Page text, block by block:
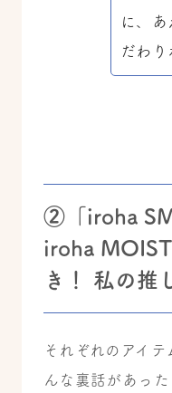
に、あ
だわり
②「iroha
iroha
き！ 私の推
それぞれのアイ
んな裏話があっ